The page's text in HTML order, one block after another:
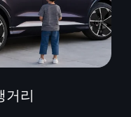
리